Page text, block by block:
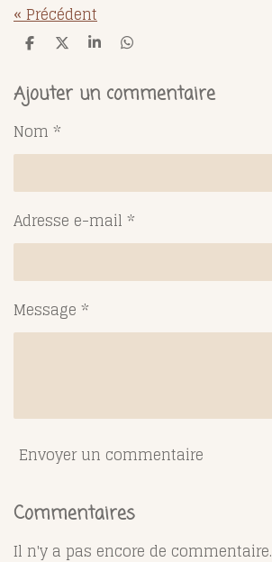
«Précédent
P
t
a
e
r
P
t
a
r
P
t
a
r
P
t
a
r
Ajouter un commentaire
Nom *
Adresse e-mail *
Message *
Envoyer un commentaire
Commentaires
Il n'y a pas encore de commentaire.